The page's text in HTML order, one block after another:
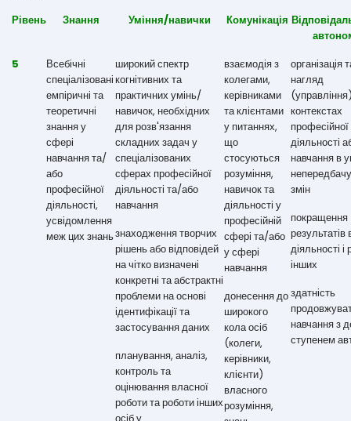
Рівень
Знання Уміння/навички Комунікація
5
Всебічні
спеціалізовані
емпіричні та
теоретичні
знання у
сфері
навчання та/
або
професійної
діяльності,
усвідомлення
меж цих знань
широкий спектр
когнітивних та
практичних умінь/
навичок, необхідних
для розв'язання
складних задач у
спеціалізованих
сферах професійної
діяльності та/або
навчання
знаходження творчих
рішень або відповідей
на чітко визначені
конкретні та абстрактні
проблеми на основі
ідентифікації та
застосування даних
планування, аналіз,
контроль та
оцінювання власної
роботи та роботи інших
взаємодія з
колегами,
керівниками
та клієнтами
у питаннях,
що
стосуються
розуміння,
навичок та
діяльності у
професійній
сфері та/або
у сфері
навчання
донесення до
широкого
кола осіб
(колеги,
керівники,
клієнти)
власного
розуміння,
організація
нагляд
контекстах
професійної
діяльності
навчання в
змін
покращення
результатів
діяльності і
інших
здатність
навчання з
ступенем